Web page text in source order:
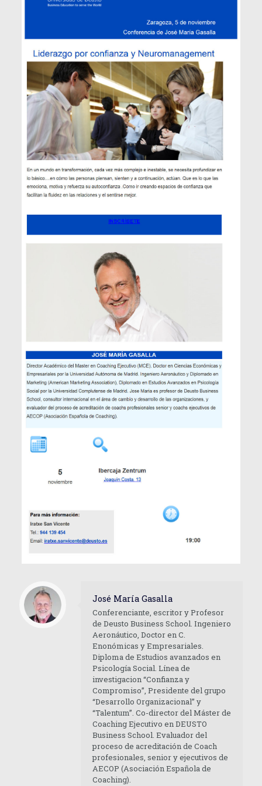
José María Gasalla
Conferenciante, escritor y Profesor
de Deusto Business School. Ingeniero
Aeronáutico, Doctor en C.
Enonómicas y Empresariales.
Diploma de Estudios avanzados en
Psicología Social. Línea de
investigacion “Confianza y
Compromiso”, Presidente del grupo
“Desarrollo Organizacional” y
“Talentum”. Co-director del Máster de
Coaching Ejecutivo en DEUSTO
Business School. Evaluador del
proceso de acreditación de Coach
profesionales, senior y ejecutivos de
AECOP (Asociación Española de
Coaching).